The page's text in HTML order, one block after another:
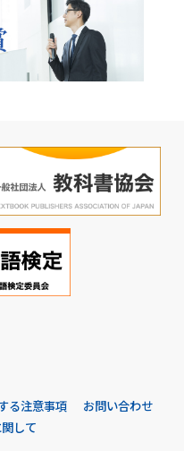
る注意事項
お問い合わせ
して